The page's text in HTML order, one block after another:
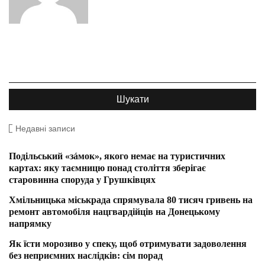
Недавні записи
Подільський «зáмок», якого немає на туристичних
картах: яку таємницю понад століття зберігає
старовинна споруда у Грушківцях
Хмільницька міськрада спрямувала 80 тисяч гривень на
ремонт автомобіля нацгвардійців на Донецькому
напрямку
Як їсти морозиво у спеку, щоб отримувати задоволення
без неприємних наслідків: сім порад